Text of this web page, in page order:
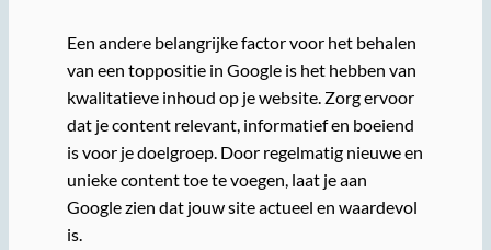
Een andere belangrijke factor voor het behalen
van een toppositie in Google is het hebben van
kwalitatieve inhoud op je website. Zorg ervoor
dat je content relevant, informatief en boeiend
is voor je doelgroep. Door regelmatig nieuwe en
unieke content toe te voegen, laat je aan
Google zien dat jouw site actueel en waardevol
is.